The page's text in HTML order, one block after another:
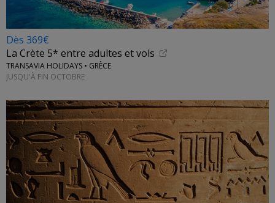
Dès 369€
La Crète 5* entre adultes et vols
TRANSAVIA HOLIDAYS • GRÈCE
JUSQU'À FIN OCTOBRE